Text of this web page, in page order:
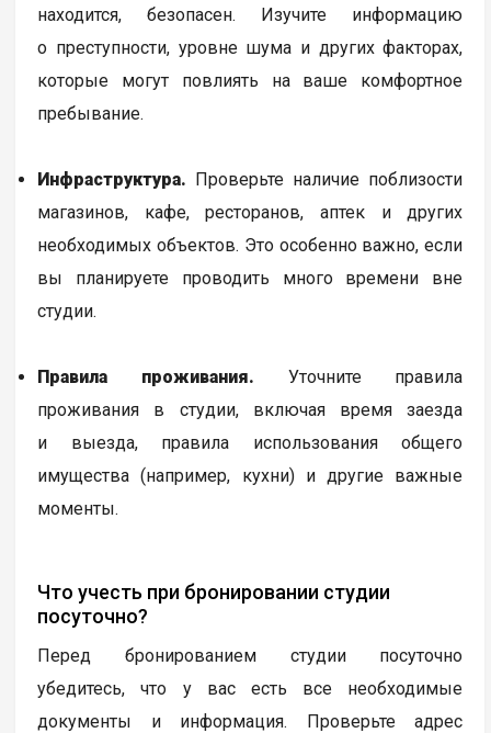
находится, безопасен. Изучите информацию
о преступности, уровне шума и других факторах,
которые могут повлиять на ваше комфортное
пребывание.
Инфраструктура. Проверьте наличие поблизости
магазинов, кафе, ресторанов, аптек и других
необходимых объектов. Это особенно важно, если
вы планируете проводить много времени вне
студии.
Правила проживания. Уточните правила
проживания в студии, включая время заезда
и выезда, правила использования общего
имущества (например, кухни) и другие важные
моменты.
Что учесть при бронировании студии
посуточно?
Перед бронированием студии посуточно
убедитесь, что у вас есть все необходимые
документы и информация. Проверьте адрес